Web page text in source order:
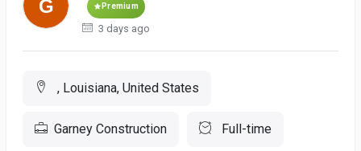
Premium
3 days ago
, Louisiana, United States
Garney Construction Full-time